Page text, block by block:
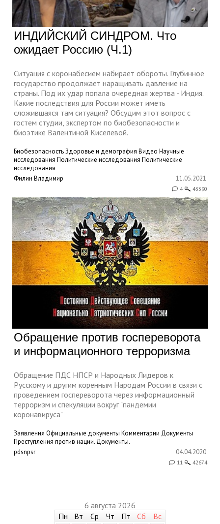
ИНДИЙСКИЙ СИНДРОМ. Что
ожидает Россию (Ч.1)
Ситуация с коронабесием набирает обороты. Глубинное
государство продолжает наращивать давление на
страны. Под их удар попала очередная жертва - Индия.
Какие последствия для России может иметь
сложившаяся там ситуация? Обсудим этот вопрос с
гостем студии, экспертом по биобезопасности и
биоэтике Валентиной Киселевой.
БиобезопасностьЗдоровье и демография Видео Научные
исследования Политические исследования Политические
исследования
Филин Владимир
11.05.2021
4 43390
Обращение против госпереворота
и информационного терроризма
Обращение ПДС НПСР и Народных Лидеров к
Русскому и другим коренным Народам России в связи с
проведением госпереворота через информационный
терроризм и спекуляции вокруг "пандемии
коронавируса"
Заявления Официальные документы Комментарии Документы
Преступления против нации. Документы.
pdsnpsr
04.04.2020
11 42674
6 августа 2026
Пн
Вт Ср Чт Пт Сб
Вс